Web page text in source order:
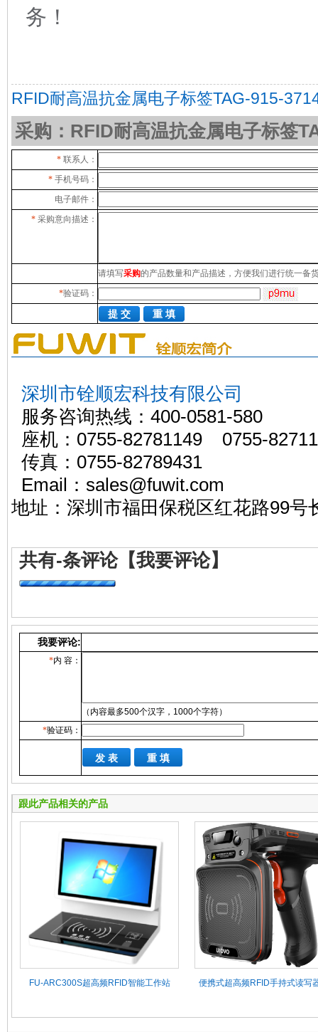
务！
RFID耐高温抗金属电子标签TAG-915-
采购：RFID耐高温抗金属电子标签
* 联系人：
* 手机号码：
电子邮件：
* 采购意向描述：
请填写采购的产品数量和产品描述，方便我们进行统一备
*验证码：
深圳市铨顺宏科技有限公司
服务咨询热线：400-0581-580
座机：0755-82781149 0755-
传真：0755-82789431
Email：
地址：深圳市福田保税区红花路99号
共有-条评论【我要评论】
我要评论:
*内 容：
（内容最多500个汉字，1000个字符）
*验证码：
跟此产品相关的产品
FU-ARC300S超高频RFID智能工作站 便携式超高频RFID手持式读写